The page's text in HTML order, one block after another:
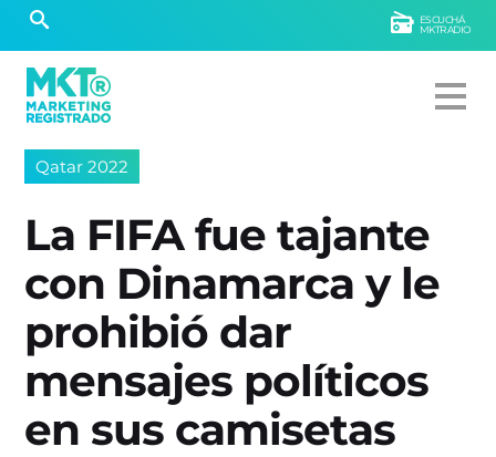
ESCUCHÁ
MKTRADIO
Qatar 2022
La FIFA fue tajante
con Dinamarca y le
prohibió dar
mensajes políticos
en sus camisetas